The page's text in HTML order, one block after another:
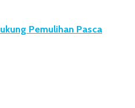
Pemulihan Pasca